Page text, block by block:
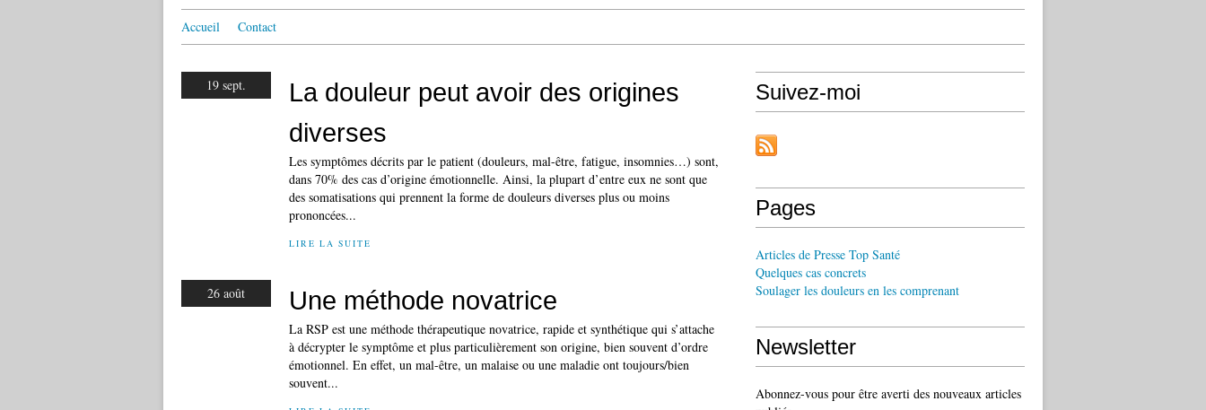
Accueil Contact
19 sept.
La douleur peut avoir des origines
diverses
Les symptômes décrits par le patient (douleurs, mal-être, fatigue, insomnies…) sont,
dans 70% des cas d’origine émotionnelle. Ainsi, la plupart d’entre eux ne sont que
des somatisations qui prennent la forme de douleurs diverses plus ou moins
prononcées...
LIRE LA SUITE
26 août Une méthode novatrice
La RSP est une méthode thérapeutique novatrice, rapide et synthétique qui s’attache
à décrypter le symptôme et plus particulièrement son origine, bien souvent d’ordre
émotionnel. En effet, un mal-être, un malaise ou une maladie ont toujours/bien
souvent...
Suivez-moi
Pages
Articles de Presse Top Santé
Quelques cas concrets
Soulager les douleurs en les comprenant
Newsletter
Abonnez-vous pour être averti des nouveaux articles